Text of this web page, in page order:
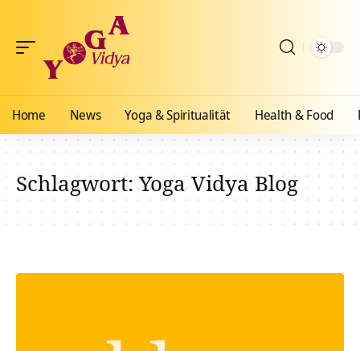
Home News Yoga & Spiritualität Health & Food
Schlagwort:Yoga Vidya Blog